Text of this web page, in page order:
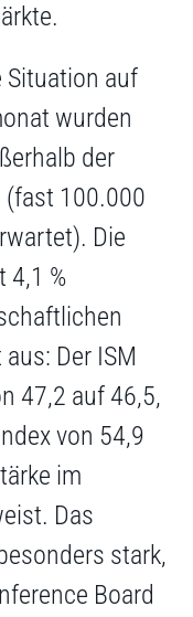
Situation auf
wurden
der
100.000
Die
4,1 %
Der ISM
47,2 auf 46,5,
von 54,9
im
Das
stark,
Board